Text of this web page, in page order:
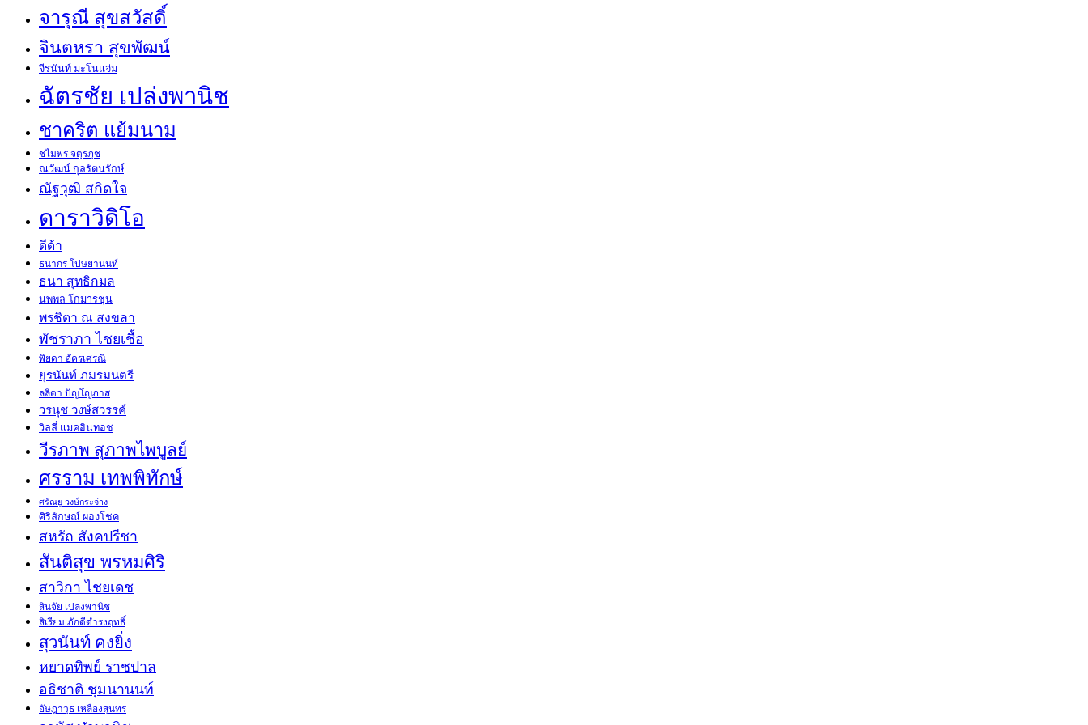
จารุณี สุขสวัสดิ์
จินตหรา สุขพัฒน์
จีรนันท์ มะโนแจ่ม
ฉัตรชัย เปล่งพานิช
ชาคริต แย้มนาม
ชไมพร จตุรภุช
ณวัฒน์ กุลรัตนรักษ์
ณัฐวุฒิ สกิดใจ
ดาราวิดิโอ
ดีด้า
ธนากร โปษยานนท์
ธนา สุทธิกมล
นพพล โกมารชุน
พรชิตา ณ สงขลา
พัชราภา ไชยเชื้อ
พิยดา อัครเศรณี
ยุรนันท์ ภมรมนตรี
ลลิตา ปัญโญภาส
วรนุช วงษ์สวรรค์
วิลลี่ แมคอินทอช
วีรภาพ สุภาพไพบูลย์
ศรราม เทพพิทักษ์
ศรัณยู วงษ์กระจ่าง
ศิริลักษณ์ ผ่องโชค
สหรัถ สังคปรีชา
สันติสุข พรหมศิริ
สาวิกา ไชยเดช
สินจัย เปล่งพานิช
สิเรียม ภักดีดำรงฤทธิ์
สุวนันท์ คงยิ่ง
หยาดทิพย์ ราชปาล
อธิชาติ ชุมนานนท์
อัษฎาวุธ เหลืองสุนทร